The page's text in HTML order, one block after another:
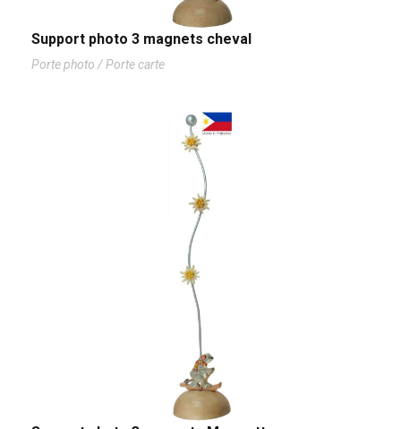
Support photo 3 magnets cheval
Porte photo / Porte carte